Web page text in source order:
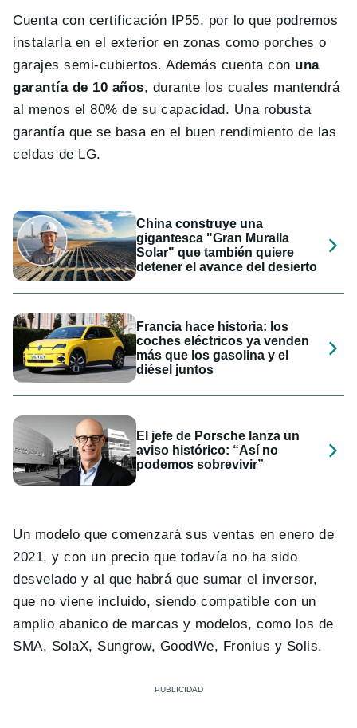
Cuenta con certificación IP55, por lo que podremos
instalarla en el exterior en zonas como porches o
garajes semi-cubiertos. Además cuenta con una
garantía de 10 años, durante los cuales mantendrá
al menos el 80% de su capacidad. Una robusta
garantía que se basa en el buen rendimiento de las
celdas de LG.
China construye una
gigantesca "Gran Muralla
Solar" que también quiere
detener el avance del desierto
Francia hace historia: los
coches eléctricos ya venden
más que los gasolina y el
diésel juntos
El jefe de Porsche lanza un
aviso histórico: “Así no
podemos sobrevivir”
Un modelo que comenzará sus ventas en enero de
2021, y con un precio que todavía no ha sido
desvelado y al que habrá que sumar el inversor,
que no viene incluido, siendo compatible con un
amplio abanico de marcas y modelos, como los de
SMA, SolaX, Sungrow, GoodWe, Fronius y Solis.